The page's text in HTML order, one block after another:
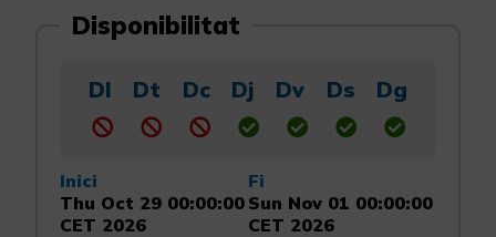
Disponibilitat
Dl Dt Dc Dj Dv Ds Dg
Inici
Thu Oct 29 00:00:00
CET 2026
Fi
Sun Nov 01 00:00:00
CET 2026